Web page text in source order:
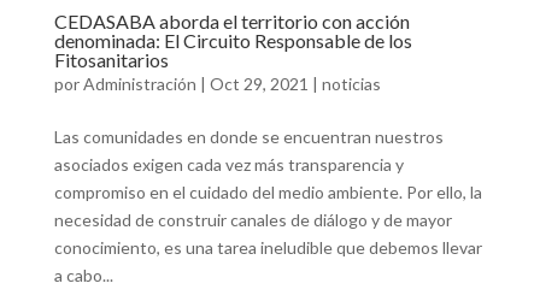
CEDASABA aborda el territorio con acción
denominada: El Circuito Responsable de los
Fitosanitarios
porAdministración | Oct 29, 2021 | noticias
Las comunidades en donde se encuentran nuestros
asociados exigen cada vez más transparencia y
compromiso en el cuidado del medio ambiente. Por ello, la
necesidad de construir canales de diálogo y de mayor
conocimiento, es una tarea ineludible que debemos llevar
a cabo...